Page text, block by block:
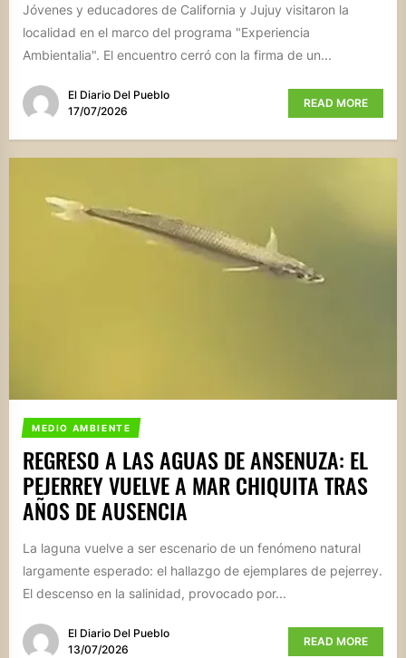
Jóvenes y educadores de California y Jujuy visitaron la
localidad en el marco del programa "Experiencia
Ambientalia". El encuentro cerró con la firma de un...
El Diario Del Pueblo
17/07/2026
READ MORE
MEDIO AMBIENTE
REGRESO A LAS AGUAS DE ANSENUZA: EL
PEJERREY VUELVE A MAR CHIQUITA TRAS
AÑOS DE AUSENCIA
La laguna vuelve a ser escenario de un fenómeno natural
largamente esperado: el hallazgo de ejemplares de pejerrey.
El descenso en la salinidad, provocado por...
El Diario Del Pueblo
13/07/2026
READ MORE